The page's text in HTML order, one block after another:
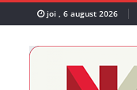
joi , 6 august 2026